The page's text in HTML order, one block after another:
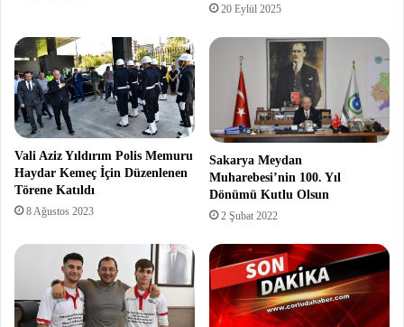
20 Eylül 2025
Vali Aziz Yıldırım Polis Memuru
Haydar Kemeç İçin Düzenlenen
Törene Katıldı
8 Ağustos 2023
Sakarya Meydan
Muharebesi’nin 100. Yıl
Dönümü Kutlu Olsun
2 Şubat 2022